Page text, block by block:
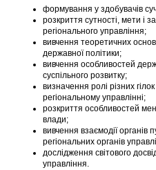
формування у здобувачів
розкриття сутності, мети і
регіонального управління;
вивчення теоретичних
державної політики;
вивчення особливостей
суспільного розвитку;
визначення ролі різних
регіональному управлінні;
розкриття особливостей
влади;
вивчення взаємодії органів
регіональних органів
дослідження світового
управління.